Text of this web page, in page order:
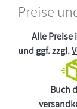
Preise
Alle Preise
und ggf. zzgl.
Buch